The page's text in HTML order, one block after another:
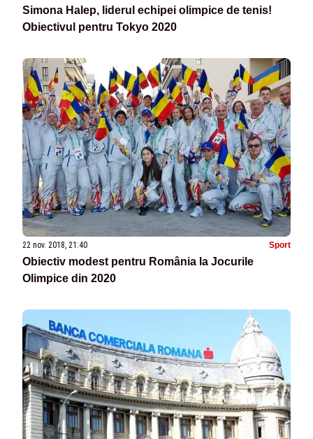
Simona Halep, liderul echipei olimpice de tenis!
Obiectivul pentru Tokyo 2020
22 nov. 2018, 21:40 Sport
Obiectiv modest pentru România la Jocurile
Olimpice din 2020